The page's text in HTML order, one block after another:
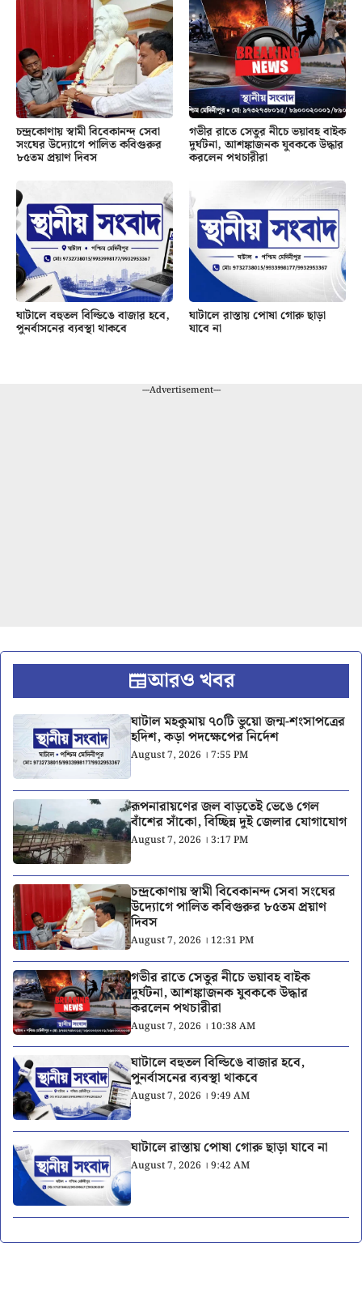
চন্দ্রকোণায় স্বামী বিবেকানন্দ সেবা
সংঘের উদ্যোগে পালিত কবিগুরুর
৮৫তম প্রয়াণ দিবস
গভীর রাতে সেতুর নীচে ভয়াবহ বাইক
দুর্ঘটনা, আশঙ্কাজনক যুবককে উদ্ধার
করলেন পথচারীরা
ঘাটালে বহুতল বিল্ডিঙে বাজার হবে,
পুনর্বাসনের ব্যবস্থা থাকবে
ঘাটালে রাস্তায় পোষা গোরু ছাড়া
যাবে না
---Advertisement---
আরও খবর
ঘাটাল মহকুমায় ৭০টি ভুয়ো জন্ম-শংসাপত্রের
হদিশ, কড়া পদক্ষেপের নির্দেশ
August 7, 2026 । 7:55 PM
রূপনারায়ণের জল বাড়তেই ভেঙে গেল
বাঁশের সাঁকো, বিচ্ছিন্ন দুই জেলার যোগাযোগ
August 7, 2026 । 3:17 PM
চন্দ্রকোণায় স্বামী বিবেকানন্দ সেবা সংঘের
উদ্যোগে পালিত কবিগুরুর ৮৫তম প্রয়াণ
দিবস
August 7, 2026 । 12:31 PM
গভীর রাতে সেতুর নীচে ভয়াবহ বাইক
দুর্ঘটনা, আশঙ্কাজনক যুবককে উদ্ধার
করলেন পথচারীরা
August 7, 2026 । 10:38 AM
ঘাটালে বহুতল বিল্ডিঙে বাজার হবে,
পুনর্বাসনের ব্যবস্থা থাকবে
August 7, 2026 । 9:49 AM
ঘাটালে রাস্তায় পোষা গোরু ছাড়া যাবে না
August 7, 2026 । 9:42 AM